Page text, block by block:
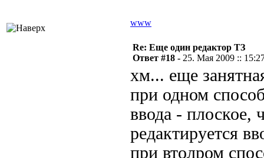
www
Re: Еще один редактор ТЗ
Ответ #18 - 25. Мая 2009 ::
хм... еще
при одном
ввода - плоское,
редактируется
при втолром